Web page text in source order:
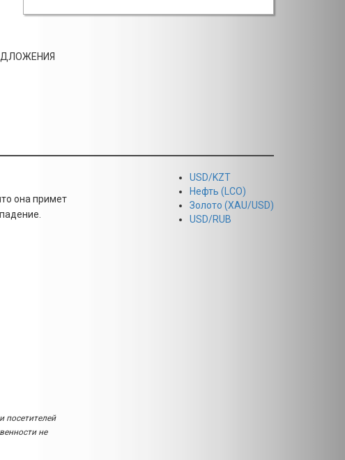
она примет
посетителей
не
USD/KZT
Нефть (LCO)
Золото (XAU/USD)
USD/RUB